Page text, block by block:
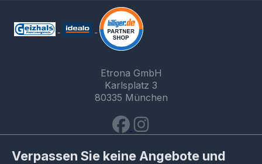
Etrona GmbH
Karlsplatz 3
80335 München
Verpassen Sie keine Angebote und